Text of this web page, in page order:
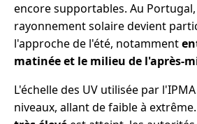
encore supportables. Au
rayonnement solaire devient
l'approche de l'été, notamment
matinée et le milieu de l'après-
L'échelle des UV utilisée par
niveaux, allant de faible à